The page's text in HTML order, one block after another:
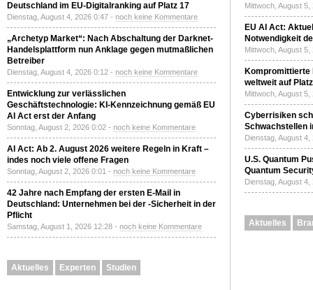
Deutschland im EU-Digitalranking auf Platz 17
Dienstag, August 4, 2026 0:47 - noch keine Kommentare
„Archetyp Market“: Nach Abschaltung der Darknet-
Handelsplattform nun Anklage gegen mutmaßlichen
Betreiber
Dienstag, August 4, 2026 0:12 - noch keine Kommentare
Entwicklung zur verlässlichen
Geschäftstechnologie: KI-Kennzeichnung gemäß EU
AI Act erst der Anfang
Sonntag, August 2, 2026 0:02 - noch keine Kommentare
AI Act: Ab 2. August 2026 weitere Regeln in Kraft –
indes noch viele offene Fragen
Sonntag, August 2, 2026 0:01 - noch keine Kommentare
42 Jahre nach Empfang der ersten E-Mail in
Deutschland: Unternehmen bei der -Sicherheit in der
Pflicht
Samstag, August 1, 2026 12:28 - noch keine Kommentare
Aktuelles Experten Studien
Mittwoch, August
EU AI Act:
Notwendigkeit
Mittwoch, August
Kompromittierte
weltweit auf
Mittwoch, August
Cyberrisiken
Schwachstellen
Dienstag, August
U.S. Quantum
Quantum
Dienstag, August
Aktuelles